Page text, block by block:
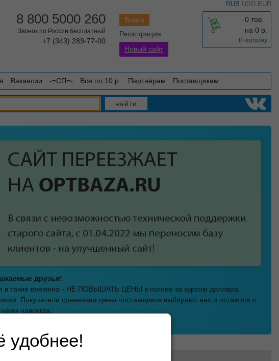
RUB USD EUR
0 тов.
на 0 р.
В корзину
Войти
Регистрация
Новый сайт
8 800 5000 260
Звонок по России бесплатный
+7 (343) 289-77-00
Вакансии -=СП=- Все по 10 р. Партнёрам Поставщикам
найти
удобнее!
друзья!
в такие времена - НЕ ПОВЫШАТЬ ЦЕНЫ в погоне за курсом доллара.
Покупатели сравнивая цены поставщиков выбирают нас и остаются с
нами навсегда.